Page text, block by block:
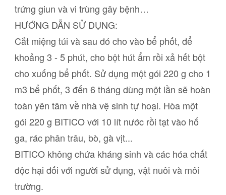
trứng giun và vi trùng gây bệnh…
HƯỚNG DẪN SỬ DỤNG:
Cắt miệng túi và sau đó cho vào bể phốt, để
khoảng 3 - 5 phút, cho bột hút ẩm rồi xả hết bột
cho xuống bể phốt. Sử dụng một gói 220 g cho 1
m3 bể phốt, 3 đến 6 tháng dùng một lần sẽ hoàn
toàn yên tâm về nhà vệ sinh tự hoại. Hòa một
gói 220 g BITICO với 10 lít nước rồi tạt vào hố
ga, rác phân trâu, bò, gà vịt...
BITICO không chứa kháng sinh và các hóa chất
độc hại đối với người sử dụng, vật nuôi và môi
trường.